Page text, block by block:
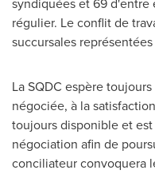
syndiquées et 69 d'entre
régulier. Le conflit de
succursales représentées
La SQDC espère
négociée, à la
toujours disponible et
négociation afin de
conciliateur convoquera